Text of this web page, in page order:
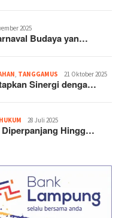
2025
Budaya yan…
TANGGAMUS 21 Oktober 2025
Sinergi denga…
HUKUM 28 Juli 2025
Hingg…